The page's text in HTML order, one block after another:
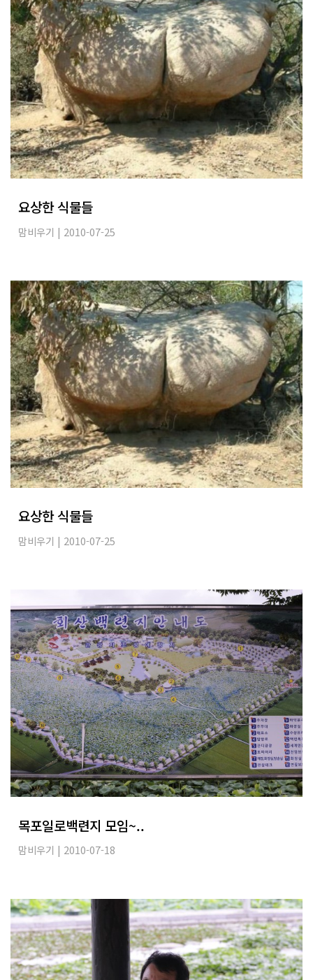
요상한 식물들
맘비우기 | 2010-07-25
요상한 식물들
맘비우기 | 2010-07-25
목포일로백련지 모임~..
맘비우기 | 2010-07-18